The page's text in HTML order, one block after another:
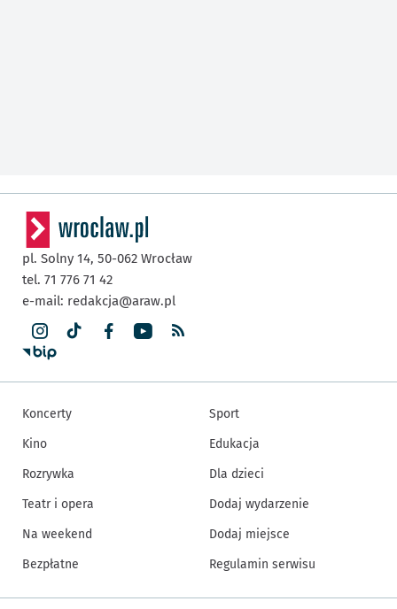
pl. Solny 14, 50-062 Wrocław
tel. 71 776 71 42
e-mail: redakcja@araw.pl
Koncerty
Kino
Rozrywka
Teatr i opera
Na weekend
Bezpłatne
Sport
Edukacja
Dla dzieci
Dodaj wydarzenie
Dodaj miejsce
Regulamin serwisu